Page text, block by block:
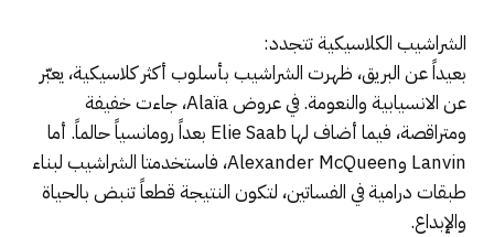
الشراشيب الكلاسيكية تتجدد:
بعيداً عن البريق، ظهرت الشراشيب بأسلوب أكثر كلاسيكية، يعبّر
عن الانسيابية والنعومة. في عروض Alaïa، جاءت خفيفة
ومتراقصة، فيما أضاف لها Elie Saab بعداً رومانسياً حالماً. أما
Lanvin وAlexander McQueen، فاستخدمتا الشراشيب لبناء
طبقات درامية في الفساتين، لتكون النتيجة قطعاً تنبض بالحياة
والإبداع.